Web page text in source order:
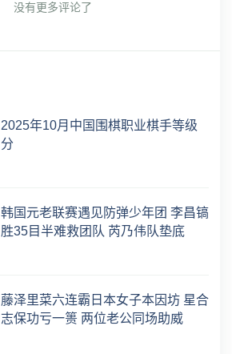
没有更多评论了
2025年10月中国围棋职业棋手等级
分
韩国元老联赛遇见防弹少年团 李昌镐
胜35目半难救团队 芮乃伟队垫底
藤泽里菜六连霸日本女子本因坊 星合
志保功亏一篑 两位老公同场助威